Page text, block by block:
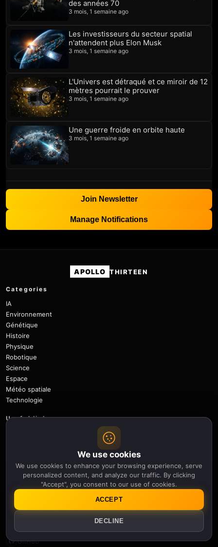
des années 70
3 mois, 1 semaine ago
Les investisseurs du secteur spatial
n'attendent plus Elon Musk
3 mois, 1 semaine ago
L'Univers est détraqué et ce miroir de 12
mètres pourrait le prouver
3 mois, 1 semaine ago
Une guerre froide en orbite haute
3 mois, 1 semaine ago
Join Newsletter
Manage Notifications
APOLLO THIRTEEN
Categories
IA
Environnement
Génétique
Histoire
Physique
Robotique
Science
Espace
Météo spatiale
Technologie
Useful links
Privacy Policy
About Us
Follow
GitHub
We use cookies
We use cookies to enhance your browsing experience, serve
personalized content, and analyze our traffic. By clicking
"Accept", you consent to our use of cookies.
DECLINE
ACCEPT